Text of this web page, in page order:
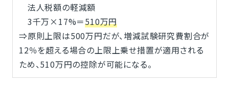
法人税額の軽減額
3千万×17%＝510万円
⇒原則上限は500万円だが、増減試験研究費割合が
12％を超える場合の上限上乗せ措置が適用される
ため、510万円の控除が可能になる。